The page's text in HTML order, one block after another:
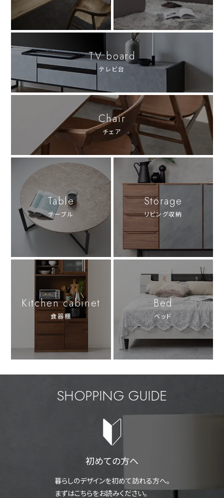
TV board
テレビ台
Chair
チェア
Table
テーブル
Storage
リビング収納
Kitchen cabinet
食器棚
Bed
ベッド
SHOPPING GUIDE
初めての方へ
暮らしのデザインを初めて訪れる方へ。
まずはこちらをお読みください。